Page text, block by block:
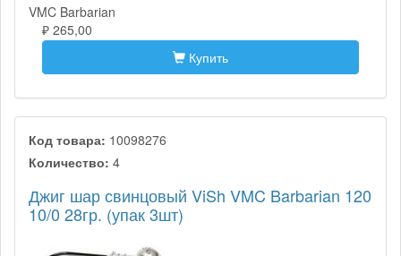
VMC Barbarian
₽ 265,00
Купить
Код товара: 10098276
Количество: 4
Джиг шар свинцовый ViSh VMC Barbarian 120
10/0 28гр. (упак 3шт)